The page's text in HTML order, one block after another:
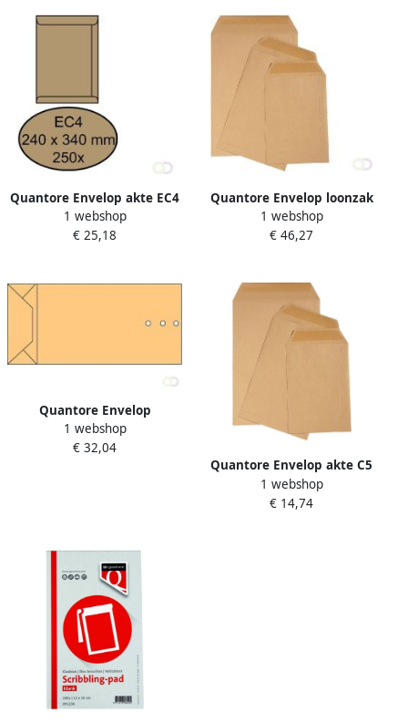
Quantore Envelop akte EC4
240x340mm bruinkraft 250
stuks
1 webshop
€ 25,18
Quantore Envelop loonzak
85x125 70gr bruin 1000
stuks
1 webshop
€ 46,27
Quantore Envelop
monsterzak 100x245x40mm
bruin 250 stuks
1 webshop
€ 32,04
Quantore Envelop akte C5
162x229mm bruinkraft 90g
m² 500 stuks
1 webshop
€ 14,74